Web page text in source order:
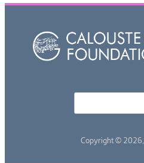
Copyright © 2026,